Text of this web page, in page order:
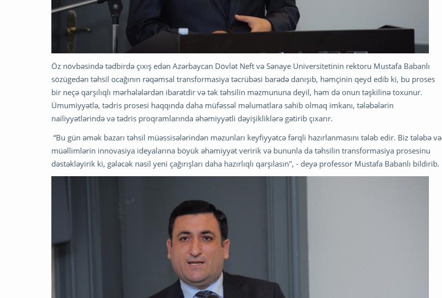
Öz növbəsində tədbirdə çıxış edən Azərbaycan Dövlət Neft və Sənaye Universitetinin rektoru Mustafa Babanlı
sözügedən təhsil ocağının rəqəmsal transformasiya təcrübəsi barədə danışıb, həmçinin qeyd edib ki, bu proses
bir neçə qarşılıqlı mərhələlərdən ibarətdir və tək təhsilin məzmununa deyil, həm də onun təşkilinə toxunur.
Ümumiyyətlə, tədris prosesi haqqında daha müfəssəl məlumatlara sahib olmaq imkanı, tələbələrin
nailiyyətlərində və tədris proqramlarında əhəmiyyətli dəyişikliklərə gətirib çıxarır.
“Bu gün əmək bazarı təhsil müəssisələrindən məzunları keyfiyyətcə fərqli hazırlanmasını tələb edir. Biz tələbə və
müəllimlərin innovasiya ideyalarına böyük əhəmiyyət veririk və bununla da təhsilin transformasiya prosesinu
dəstəkləyirik ki, gələcək nəsil yeni çağırışları daha hazırlıqlı qarşılasın", - deyə professor Mustafa Babanlı bildirib.